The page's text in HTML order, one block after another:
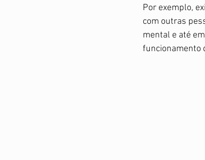
Suplementação
Por exemplo,
com outras
mental e até
funcionamento